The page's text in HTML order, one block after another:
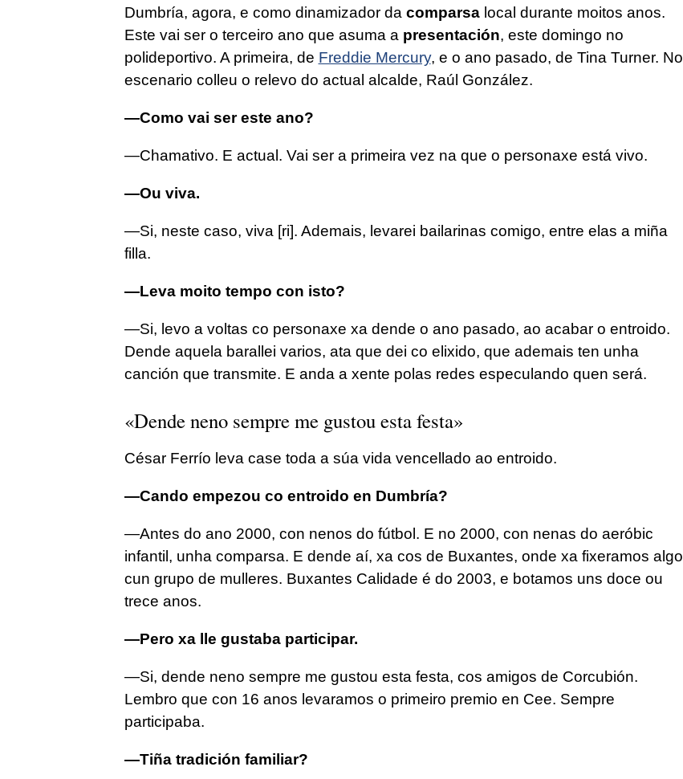
Dumbría, agora, e como dinamizador da comparsalocal durante moitos anos.
Este vai ser o terceiro ano que asuma a presentación, este domingo no
polideportivo. A primeira, de Freddie Mercury, e o ano pasado, de Tina Turner. No
escenario colleu o relevo do actual alcalde, Raúl González.
—Como vai ser este ano?
—Chamativo. E actual. Vai ser a primeira vez na que o personaxe está vivo.
—Ou viva.
—Si, neste caso, viva [ri]. Ademais, levarei bailarinas comigo, entre elas a miña
filla.
—Leva moito tempo con isto?
—Si, levo a voltas co personaxe xa dende o ano pasado, ao acabar o entroido.
Dende aquela barallei varios, ata que dei co elixido, que ademais ten unha
canción que transmite. E anda a xente polas redes especulando quen será.
«Dende neno sempre me gustou esta festa»
César Ferrío leva case toda a súa vida vencellado ao entroido.
—Cando empezou co entroido en Dumbría?
—Antes do ano 2000, con nenos do fútbol. E no 2000, con nenas do aeróbic
infantil, unha comparsa. E dende aí, xa cos de Buxantes, onde xa fixeramos algo
cun grupo de mulleres. Buxantes Calidade é do 2003, e botamos uns doce ou
trece anos.
—Pero xa lle gustaba participar.
—Si, dende neno sempre me gustou esta festa, cos amigos de Corcubión.
Lembro que con 16 anos levaramos o primeiro premio en Cee. Sempre
participaba.
—Tiña tradición familiar?